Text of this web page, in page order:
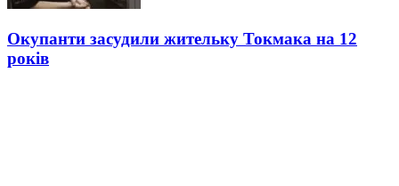
Окупанти засудили жительку Токмака на 12
років